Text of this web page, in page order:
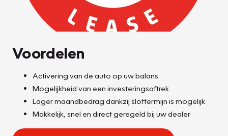
Voordelen
Activering van de auto op uw balans
Mogelijkheid van een investeringsaftrek
Lager maandbedrag dankzij slottermijn is mogelijk
Makkelijk, snel en direct geregeld bij uw dealer